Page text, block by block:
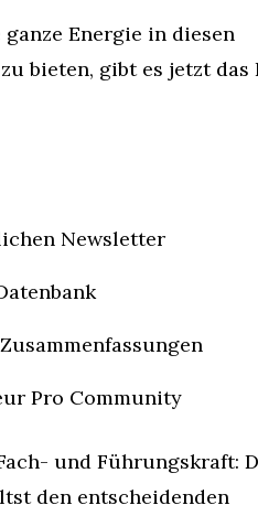
Energie in diesen
bieten, gibt es jetzt das
Newsletter
Pro Community
und Führungskraft:
den entscheidenden